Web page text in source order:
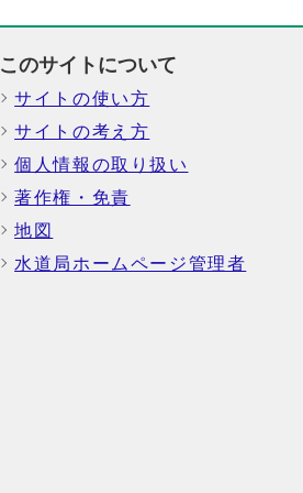
このサイトについて
サイトの使い方
サイトの考え方
個人情報の取り扱い
著作権・免責
地図
水道局ホームページ管理者